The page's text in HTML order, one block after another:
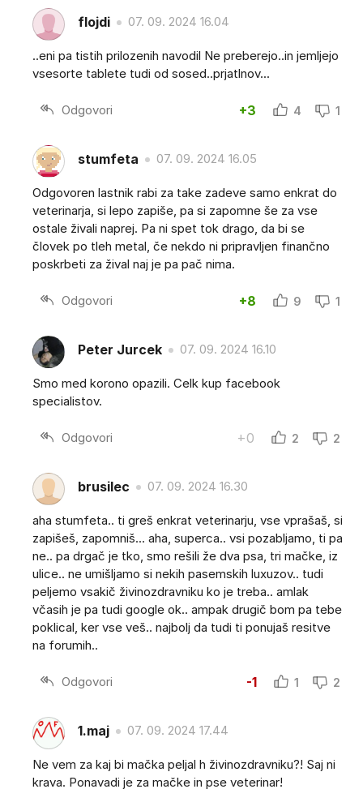
flojdi 07. 09. 2024 16.04
..eni pa tistih prilozenih navodil Ne preberejo..in jemljejo
vsesorte tablete tudi od sosed..prjatlnov...
Odgovori +3 4 1
stumfeta 07. 09. 2024 16.05
Odgovoren lastnik rabi za take zadeve samo enkrat do
veterinarja, si lepo zapiše, pa si zapomne še za vse
ostale živali naprej. Pa ni spet tok drago, da bi se
človek po tleh metal, če nekdo ni pripravljen finančno
poskrbeti za žival naj je pa pač nima.
Odgovori +8 9 1
Peter Jurcek 07. 09. 2024 16.10
Smo med korono opazili. Celk kup facebook
specialistov.
Odgovori +0 2 2
brusilec 07. 09. 2024 16.30
aha stumfeta.. ti greš enkrat veterinarju, vse vprašaš, si
zapišeš, zapomniš... aha, superca.. vsi pozabljamo, ti pa
ne.. pa drgač je tko, smo rešili že dva psa, tri mačke, iz
ulice.. ne umišljamo si nekih pasemskih luxuzov.. tudi
peljemo vsakič živinozdravniku ko je treba.. amlak
včasih je pa tudi google ok.. ampak drugič bom pa tebe
poklical, ker vse veš.. najbolj da tudi ti ponujaš resitve
na forumih..
Odgovori -1 1 2
1.maj 07. 09. 2024 17.44
Ne vem za kaj bi mačka peljal h živinozdravniku?! Saj ni
krava. Ponavadi je za mačke in pse veterinar!